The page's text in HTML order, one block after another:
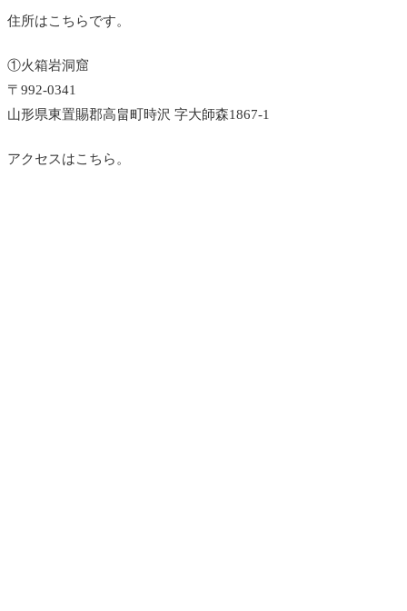
住所はこちらです。
①火箱岩洞窟
〒992-0341
山形県東置賜郡高畠町時沢 字大師森1867‐1
アクセスはこちら。